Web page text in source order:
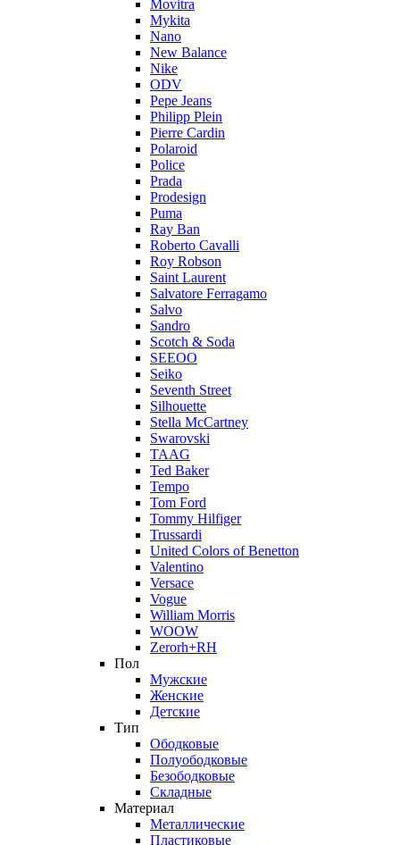
Movitra
Mykita
Nano
New Balance
Nike
ODV
Pepe Jeans
Philipp Plein
Pierre Cardin
Polaroid
Police
Prada
Prodesign
Puma
Ray Ban
Roberto Cavalli
Roy Robson
Saint Laurent
Salvatore Ferragamo
Salvo
Sandro
Scotch & Soda
SEEOO
Seiko
Seventh Street
Silhouette
Stella McCartney
Swarovski
TAAG
Ted Baker
Tempo
Tom Ford
Tommy Hilfiger
Trussardi
United Colors of Benetton
Valentino
Versace
Vogue
William Morris
WOOW
Zerorh+RH
Пол
Мужские
Женские
Детские
Тип
Ободковые
Полуободковые
Безободковые
Складные
Материал
Металлические
Пластиковые